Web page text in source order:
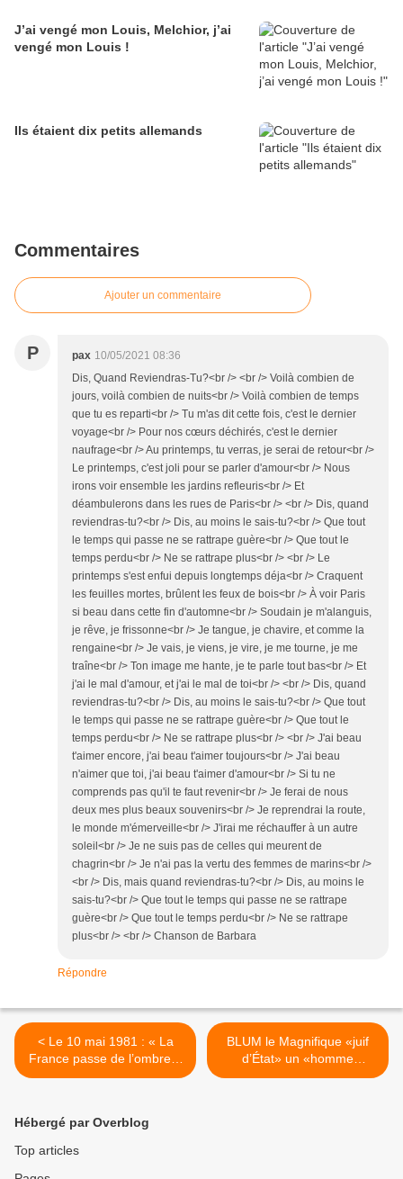
J’ai vengé mon Louis, Melchior, j’ai
vengé mon Louis !
Ils étaient dix petits allemands
Commentaires
Ajouter un commentaire
P pax 10/05/2021 08:36
Dis, Quand Reviendras‐Tu?<br /> <br /> Voilà combien de
jours, voilà combien de nuits<br /> Voilà combien de temps
que tu es reparti<br /> Tu m'as dit cette fois, c'est le dernier
voyage<br /> Pour nos cœurs déchirés, c'est le dernier
naufrage<br /> Au printemps, tu verras, je serai de retour<br />
Le printemps, c'est joli pour se parler d'amour<br /> Nous
irons voir ensemble les jardins refleuris<br /> Et
déambulerons dans les rues de Paris<br /> <br /> Dis, quand
reviendras-tu?<br /> Dis, au moins le sais-tu?<br /> Que tout
le temps qui passe ne se rattrape guère<br /> Que tout le
temps perdu<br /> Ne se rattrape plus<br /> <br /> Le
printemps s'est enfui depuis longtemps déjа<br /> Craquent
les feuilles mortes, brûlent les feux de bois<br /> À voir Paris
si beau dans cette fin d'automne<br /> Soudain je m'alanguis,
je rêve, je frissonne<br /> Je tangue, je chavire, et comme la
rengaine<br /> Je vais, je viens, je vire, je me tourne, je me
traîne<br /> Ton image me hante, je te parle tout bas<br /> Et
j'ai le mal d'amour, et j'ai le mal de toi<br /> <br /> Dis, quand
reviendras-tu?<br /> Dis, au moins le sais-tu?<br /> Que tout
le temps qui passe ne se rattrape guère<br /> Que tout le
temps perdu<br /> Ne se rattrape plus<br /> <br /> J'ai beau
t'aimer encore, j'ai beau t'aimer toujours<br /> J'ai beau
n'aimer que toi, j'ai beau t'aimer d'amour<br /> Si tu ne
comprends pas qu'il te faut revenir<br /> Je ferai de nous
deux mes plus beaux souvenirs<br /> Je reprendrai la route,
le monde m'émerveille<br /> J'irai me réchauffer à un autre
soleil<br /> Je ne suis pas de celles qui meurent de
chagrin<br /> Je n'ai pas la vertu des femmes de marins<br />
<br /> Dis, mais quand reviendras-tu?<br /> Dis, au moins le
sais-tu?<br /> Que tout le temps qui passe ne se rattrape
guère<br /> Que tout le temps perdu<br /> Ne se rattrape
plus<br /> <br /> Chanson de Barbara
Répondre
< Le 10 mai 1981 : « La
France passe de l’ombre à
la lumière » Jack Lang.
BLUM le Magnifique «juif
d’État» un «homme
double», un «héros de
Hébergé par Overblog
Top articles